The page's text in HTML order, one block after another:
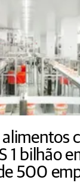
1 bilhão
500